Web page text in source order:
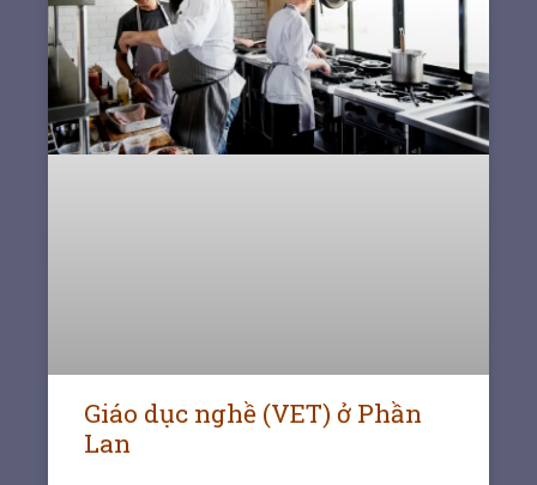
Giáo dục nghề (VET) ở Phần
Lan